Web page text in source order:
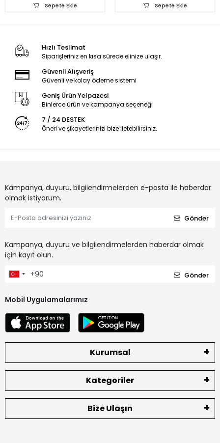
Sepete Ekle Sepete Ekle
Hızlı Teslimat
Siparişleriniz en kısa sürede elinize ulaşır.
Güvenli Alışveriş
Güvenli ve kolay ödeme sistemi
Geniş Ürün Yelpazesi
Binlerce ürün ve kampanya seçeneği
7 / 24 DESTEK
Öneri ve şikayetlerinizi bize iletebilirsiniz.
Kampanya, duyuru, bilgilendirmelerden e-posta ile haberdar
olmak istiyorum.
Gönder
Kampanya, duyuru ve bilgilendirmelerden haberdar olmak
için kayıt olun.
Gönder
Mobil Uygulamalarımız
Kurumsal
Kategoriler
Bize Ulaşın